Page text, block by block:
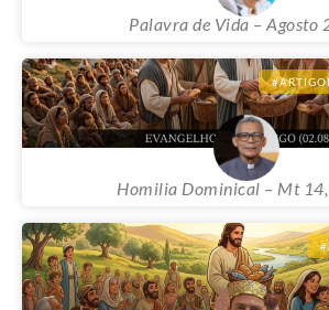
Palavra de Vida – Agosto
Homilia Dominical – Mt